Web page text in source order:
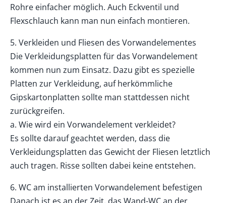
Rohre einfacher möglich. Auch Eckventil und
Flexschlauch kann man nun einfach montieren.
5. Verkleiden und Fliesen des Vorwandelementes
Die Verkleidungsplatten für das Vorwandelement
kommen nun zum Einsatz. Dazu gibt es spezielle
Platten zur Verkleidung, auf herkömmliche
Gipskartonplatten sollte man stattdessen nicht
zurückgreifen.
a. Wie wird ein Vorwandelement verkleidet?
Es sollte darauf geachtet werden, dass die
Verkleidungsplatten das Gewicht der Fliesen letztlich
auch tragen. Risse sollten dabei keine entstehen.
6. WC am installierten Vorwandelement befestigen